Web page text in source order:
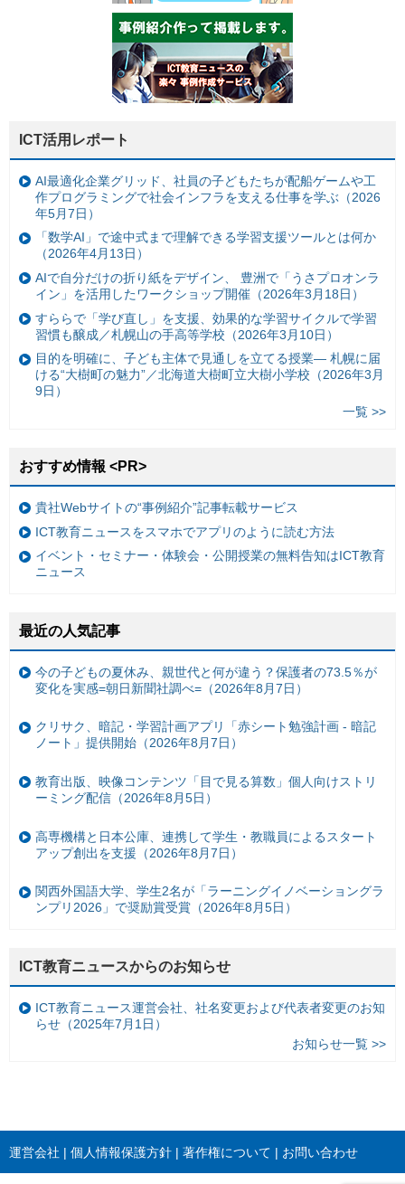
ICT活用レポート
AI最適化企業グリッド、社員の子どもたちが配船ゲームや工
作プログラミングで社会インフラを支える仕事を学ぶ（2026
年5月7日）
「数学AI」で途中式まで理解できる学習支援ツールとは何か
（2026年4月13日）
AIで自分だけの折り紙をデザイン、 豊洲で「うさプロオンラ
イン」を活用したワークショップ開催（2026年3月18日）
すららで「学び直し」を支援、効果的な学習サイクルで学習
習慣も醸成／札幌山の手高等学校（2026年3月10日）
目的を明確に、子ども主体で見通しを立てる授業— 札幌に届
ける“大樹町の魅力”／北海道大樹町立大樹小学校（2026年3月
9日）
一覧 >>
おすすめ情報 <PR>
貴社Webサイトの“事例紹介”記事転載サービス
ICT教育ニュースをスマホでアプリのように読む方法
イベント・セミナー・体験会・公開授業の無料告知はICT教育
ニュース
最近の人気記事
今の子どもの夏休み、親世代と何が違う？保護者の73.5％が
変化を実感=朝日新聞社調べ=（2026年8月7日）
クリサク、暗記・学習計画アプリ「赤シート勉強計画 - 暗記
ノート」提供開始（2026年8月7日）
教育出版、映像コンテンツ「目で見る算数」個人向けストリ
ーミング配信（2026年8月5日）
高専機構と日本公庫、連携して学生・教職員によるスタート
アップ創出を支援（2026年8月7日）
関西外国語大学、学生2名が「ラーニングイノベーショングラ
ンプリ2026」で奨励賞受賞（2026年8月5日）
ICT教育ニュースからのお知らせ
ICT教育ニュース運営会社、社名変更および代表者変更のお知
らせ（2025年7月1日）
お知らせ一覧 >>
運営会社 個人情報保護方針 著作権について お問い合わせ